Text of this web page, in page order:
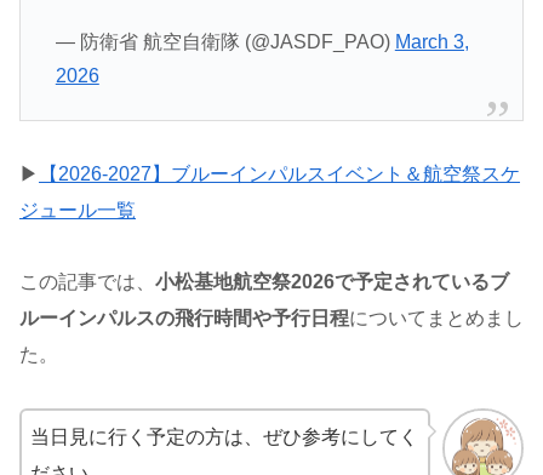
— 防衛省 航空自衛隊 (@JASDF_PAO) March 3,
2026
▶
【2026-2027】ブルーインパルスイベント＆航空祭スケ
ジュール一覧
この記事では、 小松基地航空祭2026で予定されているブ
ルーインパルスの飛行時間や予行日程についてまとめまし
た。
当日見に行く予定の方は、ぜひ参考にしてく